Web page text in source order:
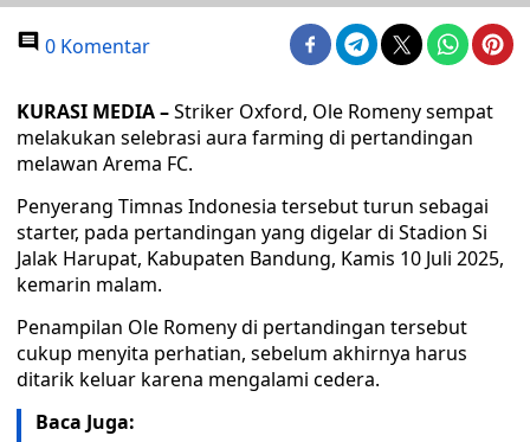
0 Komentar
KURASI MEDIA –Striker Oxford, Ole Romeny sempat
melakukan selebrasi aura farming di pertandingan
melawan Arema FC.
Penyerang Timnas Indonesia tersebut turun sebagai
starter, pada pertandingan yang digelar di Stadion Si
Jalak Harupat, Kabupaten Bandung, Kamis 10 Juli 2025,
kemarin malam.
Penampilan Ole Romeny di pertandingan tersebut
cukup menyita perhatian, sebelum akhirnya harus
ditarik keluar karena mengalami cedera.
Baca Juga: